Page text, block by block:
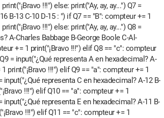
!!!") else: print("Ay, ay, ay...") Q7 =
B-13 C-10 D-15 : ") if Q7 == "B": compteur += 1
!!!") else: print("Ay, ay, ay...") Q8 =
A-Charles Babbage B-George Boole C-Al-
+= 1 print("¡Bravo !!!") elif Q8 == "c": compteur
= input("¿Qué representa A en hexadecimal? A-
print("¡Bravo !!!") elif Q9 == "a": compteur += 1
input("¿Qué representa C en hexadecimal? A-12 B-
!!!") elif Q10 == "a": compteur += 1
input("¿Qué representa E en hexadecimal? A-11 B-
!!!") elif Q11 == "c": compteur += 1